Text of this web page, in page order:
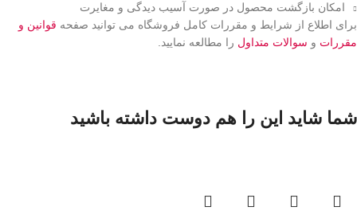
امکان بازگشت محصول در صورت آسیب دیدگی و مغایرت
برای اطلاع از شرایط و مقررات کامل فروشگاه می توانید صفحه قوانین و
مقررات و سوالات متداول را مطالعه نمایید.
شما شاید این را هم دوست داشته باشید